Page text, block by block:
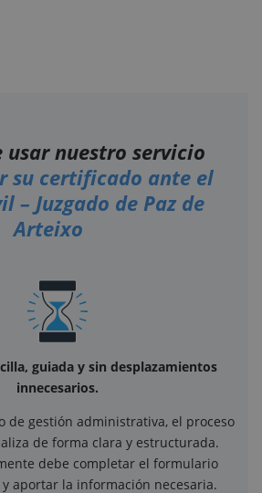
usar nuestro servicio
su certificado ante el
– Juzgado de Paz de
Arteixo
guiada y sin desplazamientos
innecesarios.
de gestión administrativa, el proceso
de forma clara y estructurada.
debe completar el formulario
aportar la información necesaria.